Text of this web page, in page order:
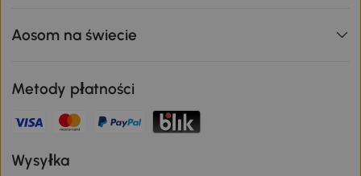
Aosom na świecie
Metody płatności
Wysyłka